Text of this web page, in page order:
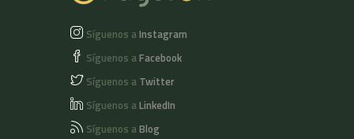
Síguenos aInstagram
Síguenos aFacebook
Síguenos a Twitter
Síguenos aLinkedIn
Síguenos aBlog